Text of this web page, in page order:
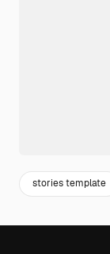
stories template